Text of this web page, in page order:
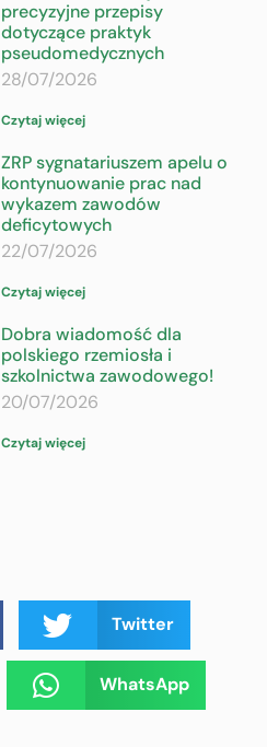
precyzyjne przepisy
dotyczące praktyk
pseudomedycznych
28/07/2026
Czytaj więcej
ZRP sygnatariuszem apelu o
kontynuowanie prac nad
wykazem zawodów
deficytowych
22/07/2026
Czytaj więcej
Dobra wiadomość dla
polskiego rzemiosła i
szkolnictwa zawodowego!
20/07/2026
Czytaj więcej
Twitter
WhatsApp